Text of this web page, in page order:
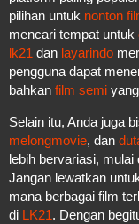
pilihan untuk nonton
mencari tempat untuk
lk21 dan layarindo
pengguna dapat
bahkan film semi
Selain itu, Anda juga
melongmovie, dan
lebih bervariasi,
Jangan lewatkan
mana berbagai film
di LK21. Dengan